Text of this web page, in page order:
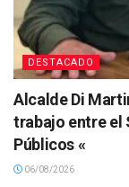
DESTACADO
Alcalde Di
trabajo entre el
Públicos «
06/08/2026